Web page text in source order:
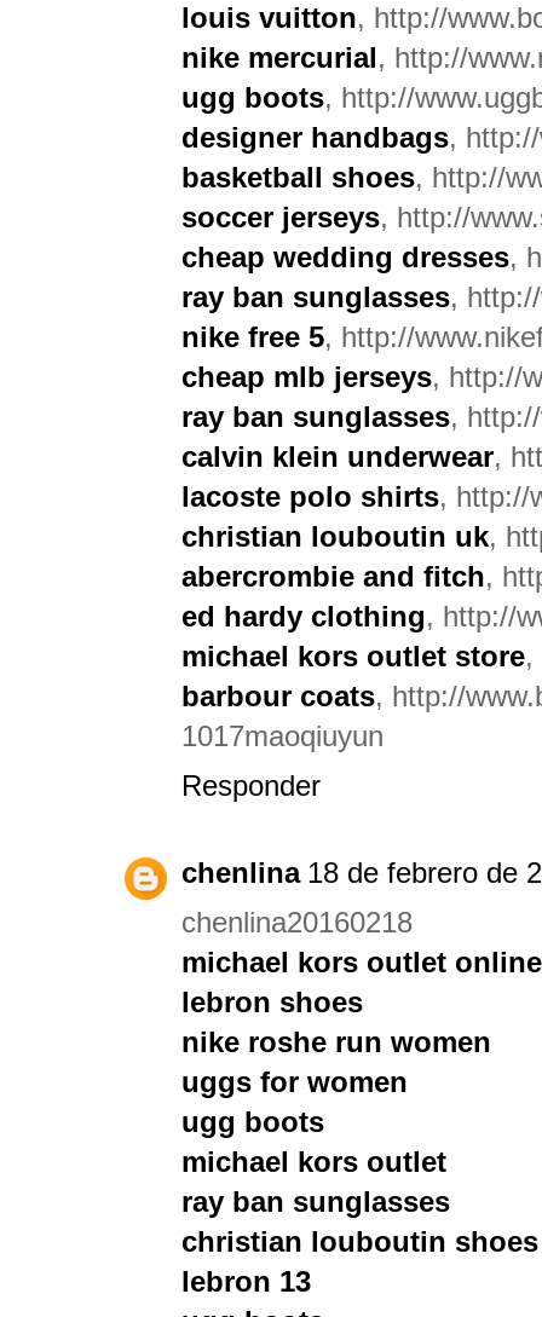
louis vuitton, http://
nike mercurial, http://
ugg boots, http://
designer handbags,
basketball shoes, http://
soccer jerseys, http://
cheap wedding dresses,
ray ban sunglasses,
nike free 5, http://
cheap mlb jerseys, http://
ray ban sunglasses,
calvin klein underwear,
lacoste polo shirts, http://
christian louboutin uk,
abercrombie and fitch,
ed hardy clothing, http://
michael kors outlet store,
barbour coats, http://
1017maoqiuyun
Responder
chenlina 18 de febrero de
chenlina20160218
michael kors outlet online
lebron shoes
nike roshe run women
uggs for women
ugg boots
michael kors outlet
ray ban sunglasses
christian louboutin shoes
lebron 13